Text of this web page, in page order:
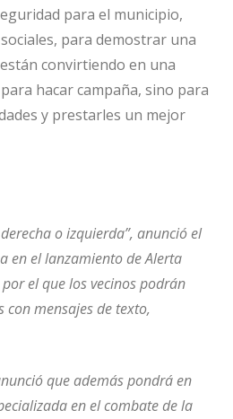
para el municipio,
para demostrar una
convirtiendo en una
hacar campaña, sino para
y prestarles un mejor
o izquierda”, anunció el
en el lanzamiento de Alerta
el que los vecinos podrán
mensajes de texto,
que además pondrá en
en el combate de la